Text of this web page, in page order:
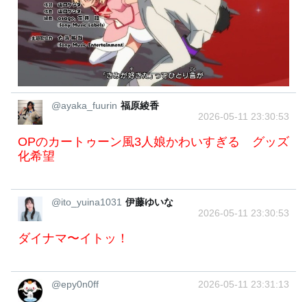
@ayaka_fuurin 福原綾香
2026-05-11 23:30:53
OPのカートゥーン風3人娘かわいすぎる グッズ
化希望
@ito_yuina1031 伊藤ゆいな
2026-05-11 23:30:53
ダイナマ〜イトッ！
@epy0n0ff 2026-05-11 23:31:13